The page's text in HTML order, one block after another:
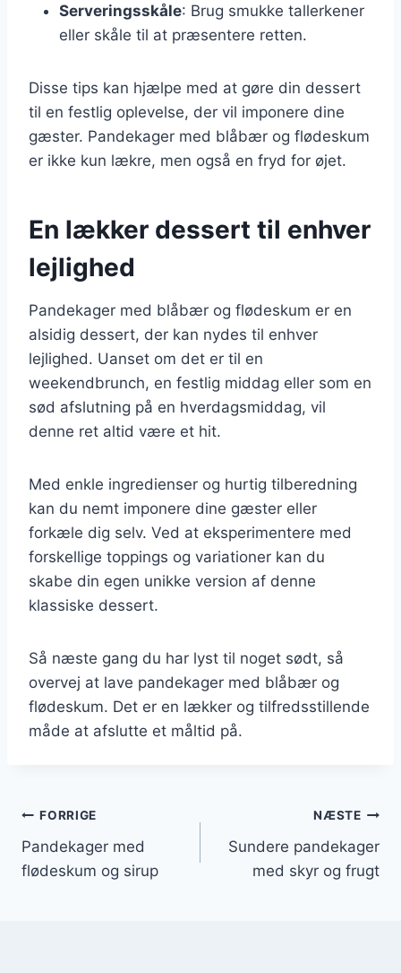
Serveringsskåle: Brug smukke tallerkener
eller skåle til at præsentere retten.
Disse tips kan hjælpe med at gøre din dessert
til en festlig oplevelse, der vil imponere dine
gæster. Pandekager med blåbær og flødeskum
er ikke kun lækre, men også en fryd for øjet.
En lækker dessert til enhver
lejlighed
Pandekager med blåbær og flødeskum er en
alsidig dessert, der kan nydes til enhver
lejlighed. Uanset om det er til en
weekendbrunch, en festlig middag eller som en
sød afslutning på en hverdagsmiddag, vil
denne ret altid være et hit.
Med enkle ingredienser og hurtig tilberedning
kan du nemt imponere dine gæster eller
forkæle dig selv. Ved at eksperimentere med
forskellige toppings og variationer kan du
skabe din egen unikke version af denne
klassiske dessert.
Så næste gang du har lyst til noget sødt, så
overvej at lave pandekager med blåbær og
flødeskum. Det er en lækker og tilfredsstillende
måde at afslutte et måltid på.
Indlægsnavigation
FORRIGE
Pandekager med
flødeskum og sirup
NÆSTE
Sundere pandekager
med skyr og frugt